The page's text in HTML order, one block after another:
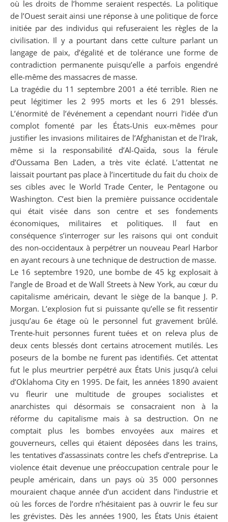
où les droits de l’homme seraient respectés. La politique
de l’Ouest serait ainsi une réponse à une politique de force
initiée par des individus qui refuseraient les règles de la
civilisation. Il y a pourtant dans cette culture parlant un
langage de paix, d’égalité et de tolérance une forme de
contradiction permanente puisqu’elle a parfois engendré
elle-même des massacres de masse.
La tragédie du 11 septembre 2001 a été terrible. Rien ne
peut légitimer les 2 995 morts et les 6 291 blessés.
L’énormité de l’événement a cependant nourri l’idée d’un
complot fomenté par les États-Unis eux-mêmes pour
justifier les invasions militaires de l’Afghanistan et de l’Irak,
même si la responsabilité d’Al-Qaïda, sous la férule
d’Oussama Ben Laden, a très vite éclaté. L’attentat ne
laissait pourtant pas place à l’incertitude du fait du choix de
ses cibles avec le World Trade Center, le Pentagone ou
Washington. C’est bien la première puissance occidentale
qui était visée dans son centre et ses fondements
économiques, militaires et politiques. Il faut en
conséquence s’interroger sur les raisons qui ont conduit
des non-occidentaux à perpétrer un nouveau Pearl Harbor
en ayant recours à une technique de destruction de masse.
Le 16 septembre 1920, une bombe de 45 kg explosait à
l’angle de Broad et de Wall Streets à New York, au cœur du
capitalisme américain, devant le siège de la banque J. P.
Morgan. L’explosion fut si puissante qu’elle se fit ressentir
jusqu’au 6e étage où le personnel fut gravement brûlé.
Trente-huit personnes furent tuées et on releva plus de
deux cents blessés dont certains atrocement mutilés. Les
poseurs de la bombe ne furent pas identifiés. Cet attentat
fut le plus meurtrier perpétré aux États Unis jusqu’à celui
d’Oklahoma City en 1995. De fait, les années 1890 avaient
vu fleurir une multitude de groupes socialistes et
anarchistes qui désormais se consacraient non à la
réforme du capitalisme mais à sa destruction. On ne
comptait plus les bombes envoyées aux maires et
gouverneurs, celles qui étaient déposées dans les trains,
les tentatives d’assassinats contre les chefs d’entreprise. La
violence était devenue une préoccupation centrale pour le
peuple américain, dans un pays où 35 000 personnes
mouraient chaque année d’un accident dans l’industrie et
où les forces de l’ordre n’hésitaient pas à ouvrir le feu sur
les grévistes. Dès les années 1900, les États Unis étaient